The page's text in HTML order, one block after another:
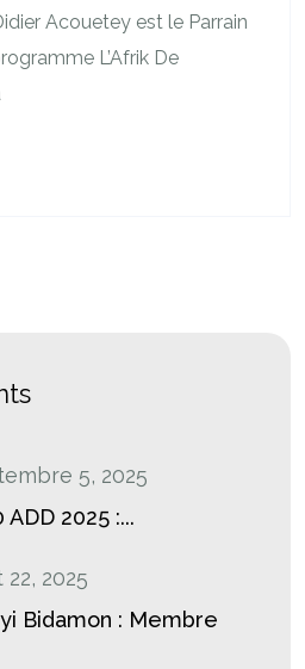
Acouetey est le Parrain
L’Afrik De
5, 2025
ADD 2025 :...
22, 2025
Bidamon : Membre